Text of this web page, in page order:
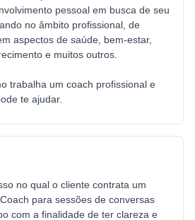
pessoal em busca de seu
no âmbito profissional, de
aspectos de saúde, bem-estar,
e muitos outros.
trabalha um coach profissional e
te ajudar.
no qual o cliente contrata um
para sessões de conversas
com a finalidade de ter clareza e